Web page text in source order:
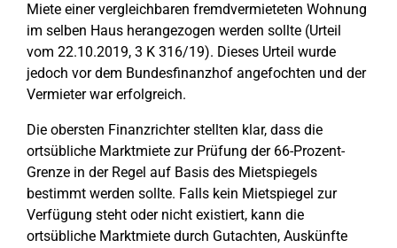
Miete einer vergleichbaren fremdvermieteten Wohnung
im selben Haus herangezogen werden sollte (Urteil
vom 22.10.2019, 3 K 316/19). Dieses Urteil wurde
jedoch vor dem Bundesfinanzhof angefochten und der
Vermieter war erfolgreich.
Die obersten Finanzrichter stellten klar, dass die
ortsübliche Marktmiete zur Prüfung der 66-Prozent-
Grenze in der Regel auf Basis des Mietspiegels
bestimmt werden sollte. Falls kein Mietspiegel zur
Verfügung steht oder nicht existiert, kann die
ortsübliche Marktmiete durch Gutachten, Auskünfte